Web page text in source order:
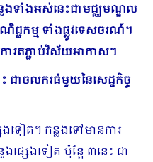
ែងទាំងអស់នេះជាមជ្ឈមណ្ឌល
ជ្ជកម្ម ទាំងផ្លូវទេសចរណ៍។
តភ្ជាប់វិស័យអាកាស។
ាចលករធំមួយនៃសេដ្ឋកិច្ច
ងទៀត។ កន្លងទៅមានការ
សេងទៀត ប៉ុន្តែ ៣នេះ ជា